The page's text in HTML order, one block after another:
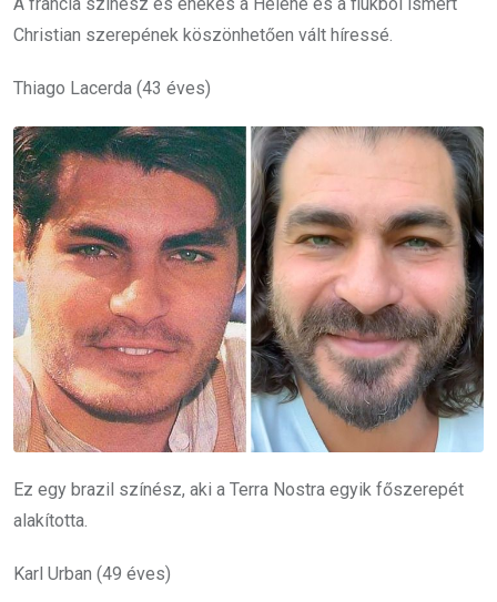
Christian szerepének köszönhetően vált híressé.
Thiago Lacerda (43 éves)
Ez egy brazil színész, aki a Terra Nostra egyik főszerepét
alakította.
Karl Urban (49 éves)